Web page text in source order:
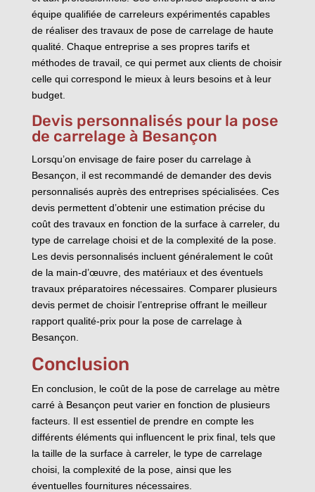
équipe qualifiée de carreleurs expérimentés capables
de réaliser des travaux de pose de carrelage de haute
qualité. Chaque entreprise a ses propres tarifs et
méthodes de travail, ce qui permet aux clients de choisir
celle qui correspond le mieux à leurs besoins et à leur
budget.
Devis personnalisés pour la pose
de carrelage à Besançon
Lorsqu’on envisage de faire poser du carrelage à
Besançon, il est recommandé de demander des devis
personnalisés auprès des entreprises spécialisées. Ces
devis permettent d’obtenir une estimation précise du
coût des travaux en fonction de la surface à carreler, du
type de carrelage choisi et de la complexité de la pose.
Les devis personnalisés incluent généralement le coût
de la main-d’œuvre, des matériaux et des éventuels
travaux préparatoires nécessaires. Comparer plusieurs
devis permet de choisir l’entreprise offrant le meilleur
rapport qualité-prix pour la pose de carrelage à
Besançon.
Conclusion
En conclusion, le coût de la pose de carrelage au mètre
carré à Besançon peut varier en fonction de plusieurs
facteurs. Il est essentiel de prendre en compte les
différents éléments qui influencent le prix final, tels que
la taille de la surface à carreler, le type de carrelage
choisi, la complexité de la pose, ainsi que les
éventuelles fournitures nécessaires.